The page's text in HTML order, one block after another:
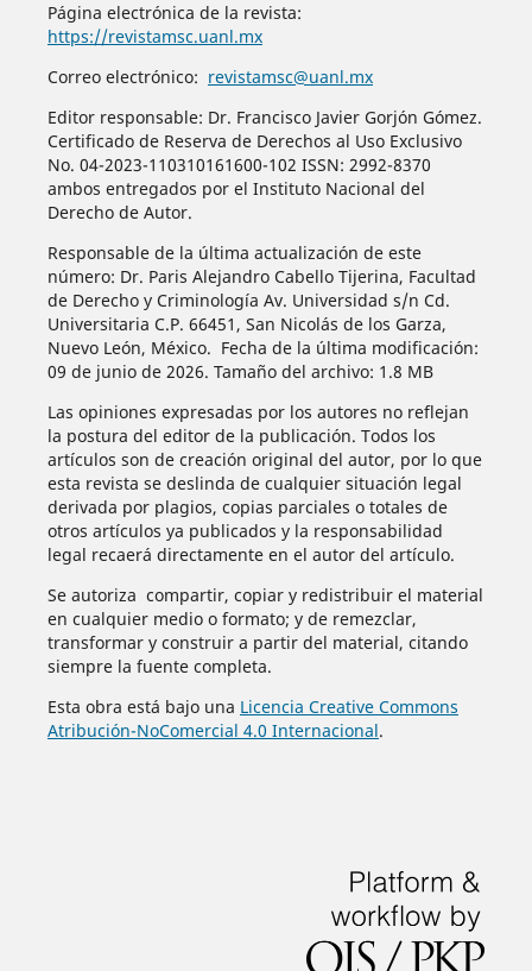
Página electrónica de la revista:
https://revistamsc.uanl.mx
Correo electrónico: revistamsc@uanl.mx
Editor responsable: Dr. Francisco Javier Gorjón Gómez.
Certificado de Reserva de Derechos al Uso Exclusivo
No. 04-2023-110310161600-102 ISSN: 2992-8370
ambos entregados por el Instituto Nacional del
Derecho de Autor.
Responsable de la última actualización de este
número: Dr. Paris Alejandro Cabello Tijerina, Facultad
de Derecho y Criminología Av. Universidad s/n Cd.
Universitaria C.P. 66451, San Nicolás de los Garza,
Nuevo León, México. Fecha de la última modificación:
09 de junio de 2026. Tamaño del archivo: 1.8 MB
Las opiniones expresadas por los autores no reflejan
la postura del editor de la publicación. Todos los
artículos son de creación original del autor, por lo que
esta revista se deslinda de cualquier situación legal
derivada por plagios, copias parciales o totales de
otros artículos ya publicados y la responsabilidad
legal recaerá directamente en el autor del artículo.
Se autoriza compartir, copiar y redistribuir el material
en cualquier medio o formato; y de remezclar,
transformar y construir a partir del material, citando
siempre la fuente completa.
Esta obra está bajo una Licencia Creative Commons
Atribución-NoComercial 4.0 Internacional.